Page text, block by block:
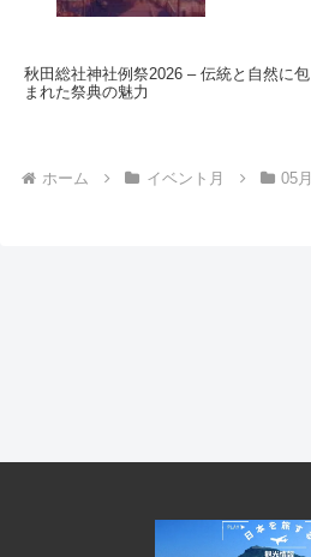
秋田総社神社例祭2026 – 伝統と自然に包
まれた祭典の魅力
ホーム イベント月 05月